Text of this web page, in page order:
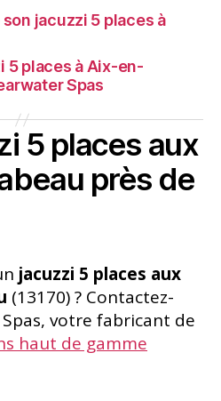
jacuzzi 5 places à
5 places à Aix-en-
Spas
5 places aux
près de
jacuzzi 5 places aux
(13170) ? Contactez-
votre fabricant de
haut de gamme